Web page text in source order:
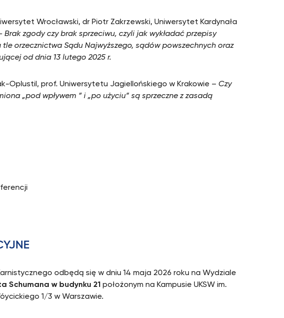
Wrocławski, dr Piotr Zakrzewski, Uniwersytet Kardynała
Brak zgody czy brak sprzeciwu, czyli jak wykładać przepisy
orzecznictwa Sądu Najwyższego, sądów powszechnych oraz
od dnia 13 lutego 2025 r.
Oplustil, prof. Uniwersytetu Jagiellońskiego w Krakowie – Czy
„pod wpływem ” i „po użyciu” są sprzeczne z zasadą
odbędą się w dniu 14 maja 2026 roku na Wydziale
Schumana w budynku 21 położonym na Kampusie UKSW im.
1/3 w Warszawie.